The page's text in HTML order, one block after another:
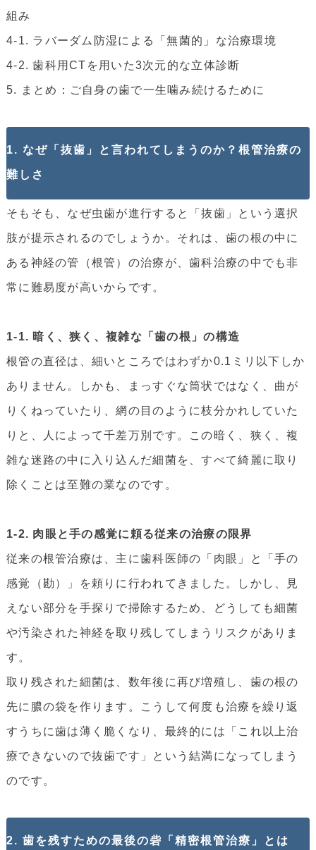
組み
4-1. ラバーダム防湿による「無菌的」な治療環境
4-2. 歯科用CTを用いた3次元的な立体診断
5. まとめ：ご自身の歯で一生噛み続けるために
1. なぜ「抜歯」と言われてしまうのか？根管治療の
難しさ
そもそも、なぜ虫歯が進行すると「抜歯」という選択
肢が提示されるのでしょうか。それは、歯の根の中に
ある神経の管（根管）の治療が、歯科治療の中でも非
常に難易度が高いからです。
1-1. 暗く、狭く、複雑な「歯の根」の構造
根管の直径は、細いところではわずか0.1ミリ以下しか
ありません。しかも、まっすぐな筒状ではなく、曲が
りくねっていたり、網の目のように枝分かれしていた
りと、人によって千差万別です。この暗く、狭く、複
雑な迷路の中に入り込んだ細菌を、すべて綺麗に取り
除くことは至難の業なのです。
1-2. 肉眼と手の感覚に頼る従来の治療の限界
従来の根管治療は、主に歯科医師の「肉眼」と「手の
感覚（勘）」を頼りに行われてきました。しかし、見
えない部分を手探りで掃除するため、どうしても細菌
や汚染された神経を取り残してしまうリスクがありま
す。
取り残された細菌は、数年後に再び増殖し、歯の根の
先に膿の袋を作ります。こうして何度も治療を繰り返
すうちに歯は薄く脆くなり、最終的には「これ以上治
療できないので抜歯です」という結満になってしまう
のです。
2. 歯を残すための最後の砦「精密根管治療」とは